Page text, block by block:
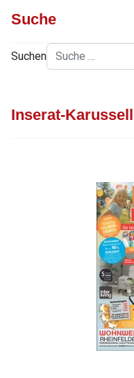
Suche
Suchen
Inserat-Karussell